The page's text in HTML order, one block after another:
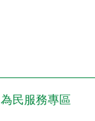
為民服務專區